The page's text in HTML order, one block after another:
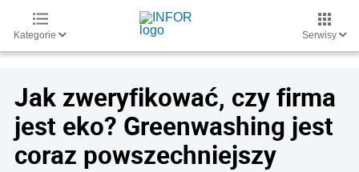
Kategorie Serwisy
Jak zweryfikować, czy firma
jest eko? Greenwashing jest
coraz powszechniejszy